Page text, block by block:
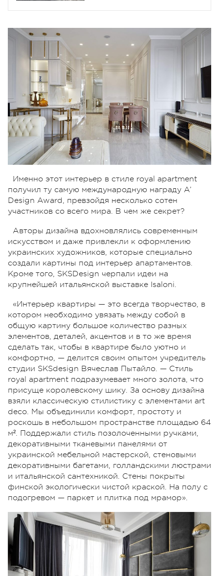
Именно этот интерьер в стиле royal apartment
получил ту самую международную награду A’
Design Award, превзойдя несколько сотен
участников со всего мира. В чем же секрет?
Авторы дизайна вдохновлялись современным
искусством и даже привлекли к оформлению
украинских художников, которые специально
создали картины под интерьер апартаментов.
Кроме того, SKSDesign черпали идеи на
крупнейшей итальянской выставке Isaloni.
«Интерьер квартиры — это всегда творчество, в
котором необходимо увязать между собой в
общую картину большое количество разных
элементов, деталей, акцентов и в то же время
сделать так, чтобы в квартире было уютно и
комфортно, — делится своим опытом учредитель
студии SKSdesign Вячеслав Пытайло. — Стиль
royal apartment подразумевает много золота, что
присуще королевскому шику. За основу дизайна
взяли классическую стилистику с элементами art
deco. Мы объединили комфорт, простоту и
роскошь в небольшом пространстве площадью 64
м². Поддержали стиль позолоченными ручками,
декоративными тканевыми панелями от
украинской мебельной мастерской, стеновыми
декоративными багетами, голландскими люстрами
и итальянской сантехникой. Стены покрыты
финской экологически чистой краской. На полу с
подогревом — паркет и плитка под мрамор».